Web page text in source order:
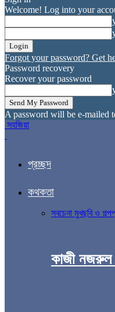
Welcome! Log into your
Forgot your password? Get
Password recovery
Recover your password
A password will be e-mailed
সহজিয়া
প্রচ্ছদ
কথকতা
সবচেনা মুখছবি ও গল্প
কাজী নজরুল